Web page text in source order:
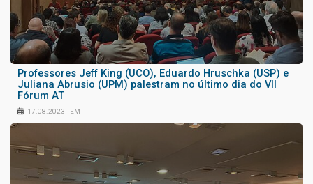
Professores Jeff King (UCO), Eduardo Hruschka (USP) e
Juliana Abrusio (UPM) palestram no último dia do VII
Fórum AT
17.08.2023 - EM